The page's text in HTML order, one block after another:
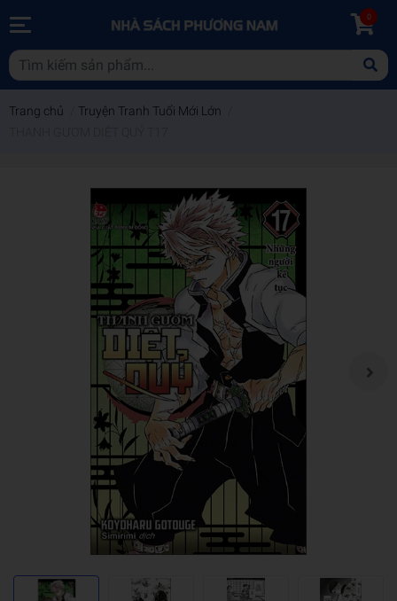
0
Trang chủ Truyện Tranh Tuổi Mới Lớn